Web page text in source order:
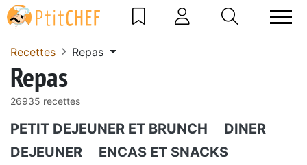
Recettes Repas
Repas
26935 recettes
PETIT DEJEUNER ET BRUNCH
DINER
DEJEUNER
ENCAS ET SNACKS